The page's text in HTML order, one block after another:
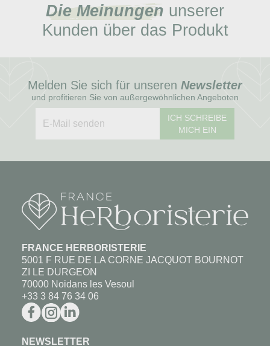
Die Meinungen unserer
Kunden über das Produkt
Melden Sie sich für unseren Newsletter
und profitieren Sie von außergewöhnlichen Angeboten
ICH SCHREIBE
MICH EIN
FRANCE HERBORISTERIE
5001 F RUE DE LA CORNE JACQUOT BOURNOT
ZI LE DURGEON
70000 Noidans les Vesoul
+33 3 84 76 34 06
NEWSLETTER